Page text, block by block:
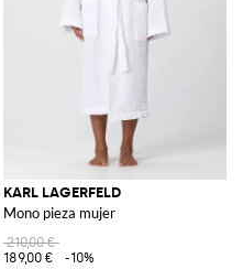
KARL LAGERFELD
Mono pieza mujer
210,00 €
189,00 €
-10%